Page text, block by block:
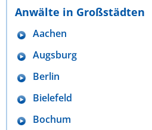
Anwälte in Großstädten
Aachen
Augsburg
Berlin
Bielefeld
Bochum